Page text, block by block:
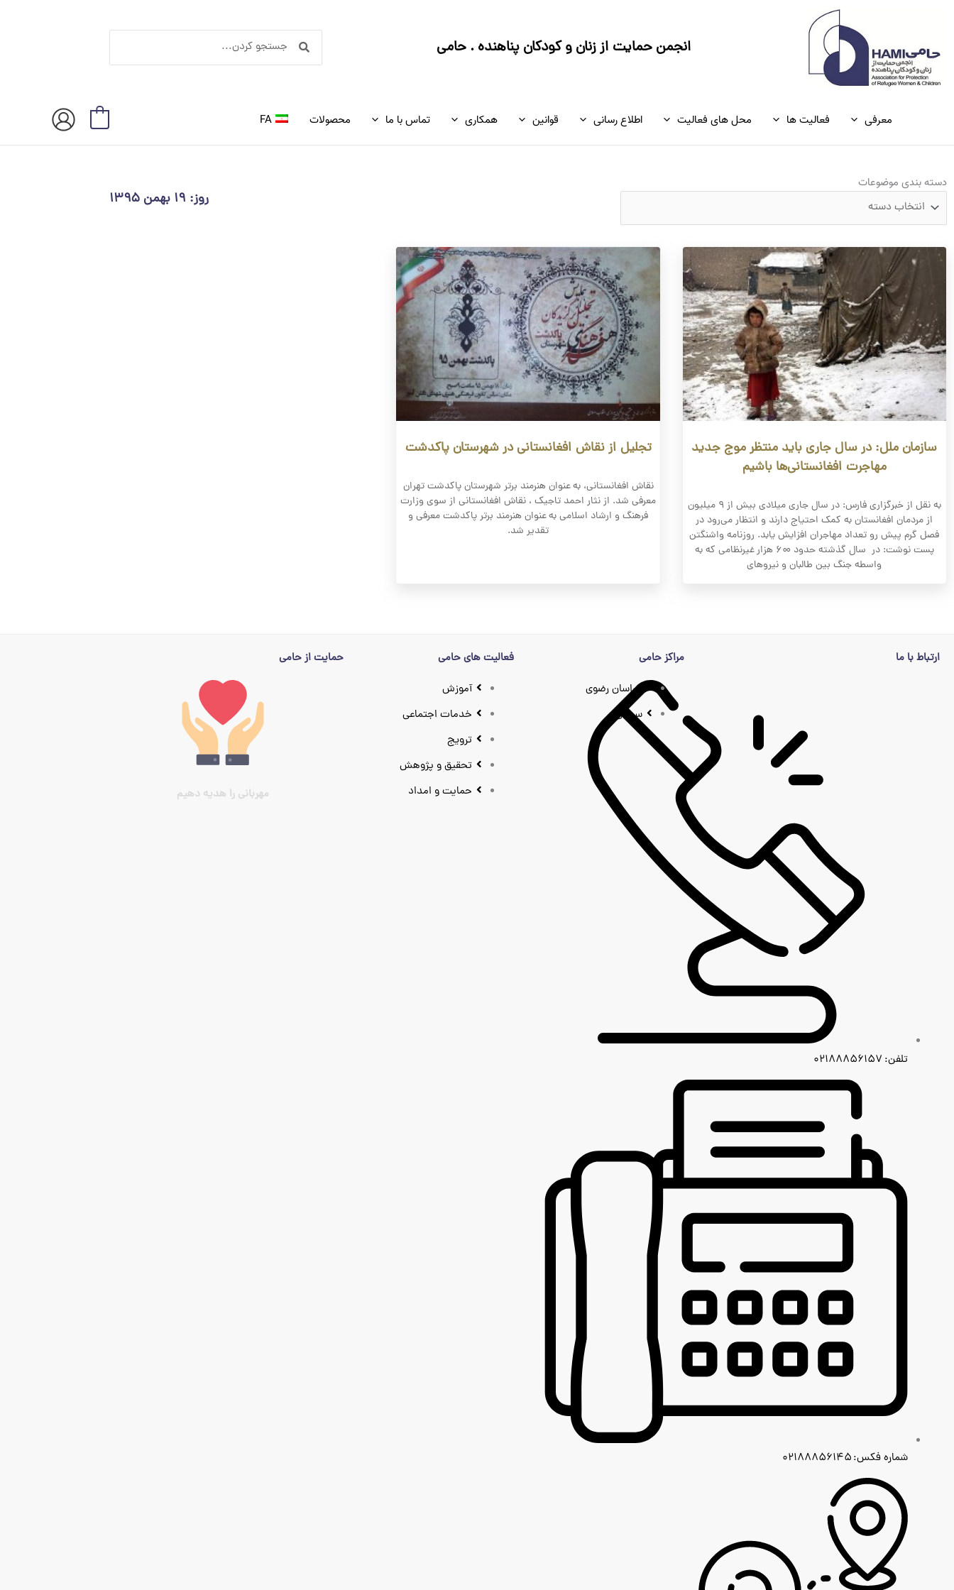
انجمن حمایت از زنان و کودکان پناهنده . حامی
جستجو
کردنکردن
معرفی فعالیت ها محل های فعالیت اطلاع رسانی قوانین همکاری تماس با ما محصولات FA
دسته بندی موضوعات
دسته
موضوعات
روز: ۱۹ بهمن ۱۳۹۵
سازمان ملل: در سال جاری باید منتظر موج جدید
مهاجرت افغانستانی‌ها باشیم
به نقل از خبرگزاری فارس: در سال جاری میلادی بیش از ۹ میلیون
از مردمان افغانستان به کمک احتیاج دارند و انتظار می‌رود در
فصل گرم پیش رو تعداد مهاجران افزایش یابد. روزنامه واشنگتن
پست نوشت: در سال گذشته حدود ۶۰۰ هزار غیرنظامی که به
واسطه جنگ بین طالبان و نیروهای
تجلیل از نقاش افغانستانی در شهرستان پاکدشت
نقاش افغانستانی، به عنوان هنرمند برتر شهرستان پاکدشت تهران
معرفی شد. از نثار احمد تاجیک ، نقاش افغانستانی از سوی وزارت
فرهنگ و ارشاد اسلامی به عنوان هنرمند برتر پاکدشت معرفی و
تقدیر شد.
ارتباط با ما
تلفن: ۰۲۱۸۸۸۵۶۱۵۷
شماره فکس: ۰۲۱۸۸۸۵۶۱۴۵
مراکز حامی
خراسان رضوی
سمنان
فعالیت های حامی
آموزش
خدمات اجتماعی
ترویج
تحقیق و پژوهش
حمایت و امداد
حمایت از حامی
مهربانی را هدیه دهیم